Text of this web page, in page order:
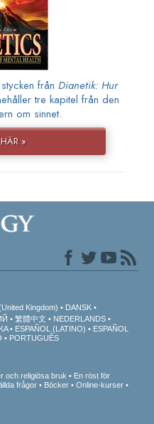
från Dianetik: Hur
tre kapitel från den
om sinnet.
»
Kingdom)
DANSK
繁體中文
NEDERLANDS
ESPAÑOL (LATINO)
ESPAÑOL
PORTUGUÊS
och religiösa bruk
En röst för
frågor Böcker
Online-kurser